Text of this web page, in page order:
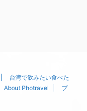
台湾で飲みたい食べた
About Photravel
プ